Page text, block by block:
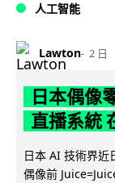
人工智能
Lawton 2 日
日本偶像
直播系統
日本 AI 技術界近
偶像前